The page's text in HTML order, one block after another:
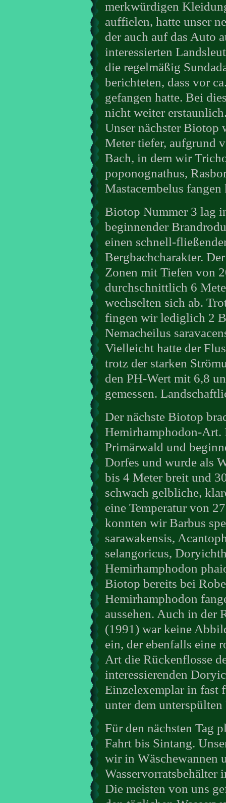
merkwürdigen
auffielen, hatte unser
der auch auf das Auto
interessierten
die regelmäßig
berichteten, dass vor
gefangen hatte. Bei
nicht weiter
Unser nächster Biotop
Meter tiefer, aufgrund
Bach, in dem wir
poponognathus,
Mastacembelus
Biotop Nummer 3 lag
beginnender
einen schnell-
Bergbachcharakter.
Zonen mit Tiefen von
durchschnittlich 6
wechselten sich ab.
fingen wir lediglich 2
Nemacheilus
Vielleicht hatte der
trotz der starken
den PH-Wert mit 6,8
gemessen.
Der nächste Biotop
Hemirhamphodon-
Primärwald und
Dorfes und wurde als
bis 4 Meter breit und
schwach gelbliche,
eine Temperatur von
konnten wir Barbus
sarawakensis,
selangoricus,
Hemirhamphodon
Biotop bereits bei
Hemirhamphodon
aussehen. Auch in
(1991) war keine
ein, der ebenfalls eine
Art die Rückenflosse
interessierenden
Einzelexemplar in fast
unter dem
Für den nächsten Tag
Fahrt bis Sintang.
wir in Wäschewannen
Wasservorratsbehälter
Die meisten von uns